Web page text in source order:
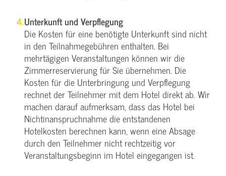
Unterkunft und Verpflegung
Die Kosten für eine benötigte Unterkunft sind nicht
in den Teilnahmegebühren enthalten. Bei
mehrtägigen Veranstaltungen können wir die
Zimmerreservierung für Sie übernehmen. Die
Kosten für die Unterbringung und Verpflegung
rechnet der Teilnehmer mit dem Hotel direkt ab. Wir
machen darauf aufmerksam, dass das Hotel bei
Nichtinanspruchnahme die entstandenen
Hotelkosten berechnen kann, wenn eine Absage
durch den Teilnehmer nicht rechtzeitig vor
Veranstaltungsbeginn im Hotel eingegangen ist.